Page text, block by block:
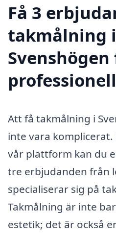
Få 3
takmålning i
Att få takmålning i
inte vara
vår plattform kan du
tre erbjudanden från
specialiserar sig på
Takmålning är inte
estetik; det är också